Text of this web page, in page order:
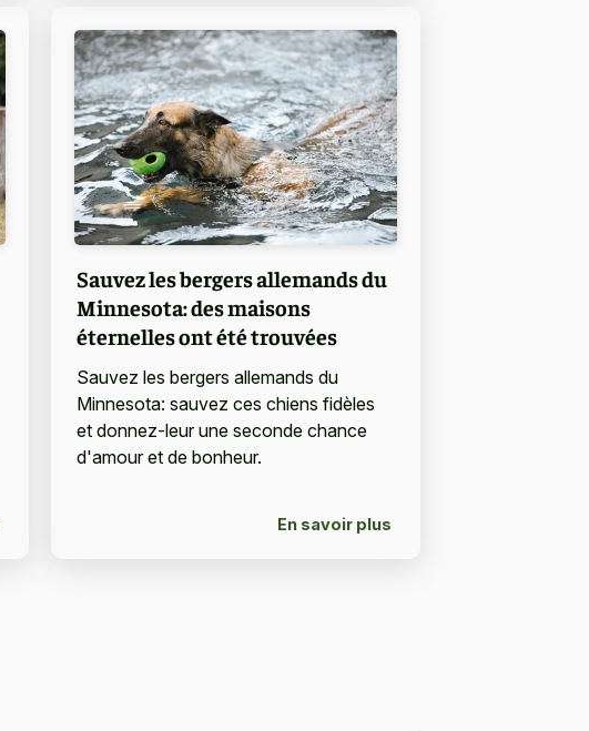
Sauvez les bergers allemands du
Minnesota: des maisons
éternelles ont été trouvées
Sauvez les bergers allemands du
Minnesota: sauvez ces chiens fidèles
et donnez-leur une seconde chance
d'amour et de bonheur.
En savoir plus